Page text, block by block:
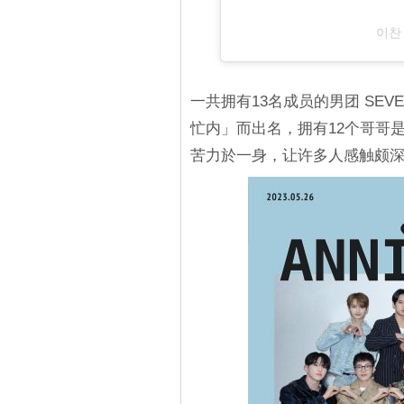
이
一共拥有13名成员的男团
忙内」而出名，拥有12个哥哥
苦力於一身，让许多人感触颇